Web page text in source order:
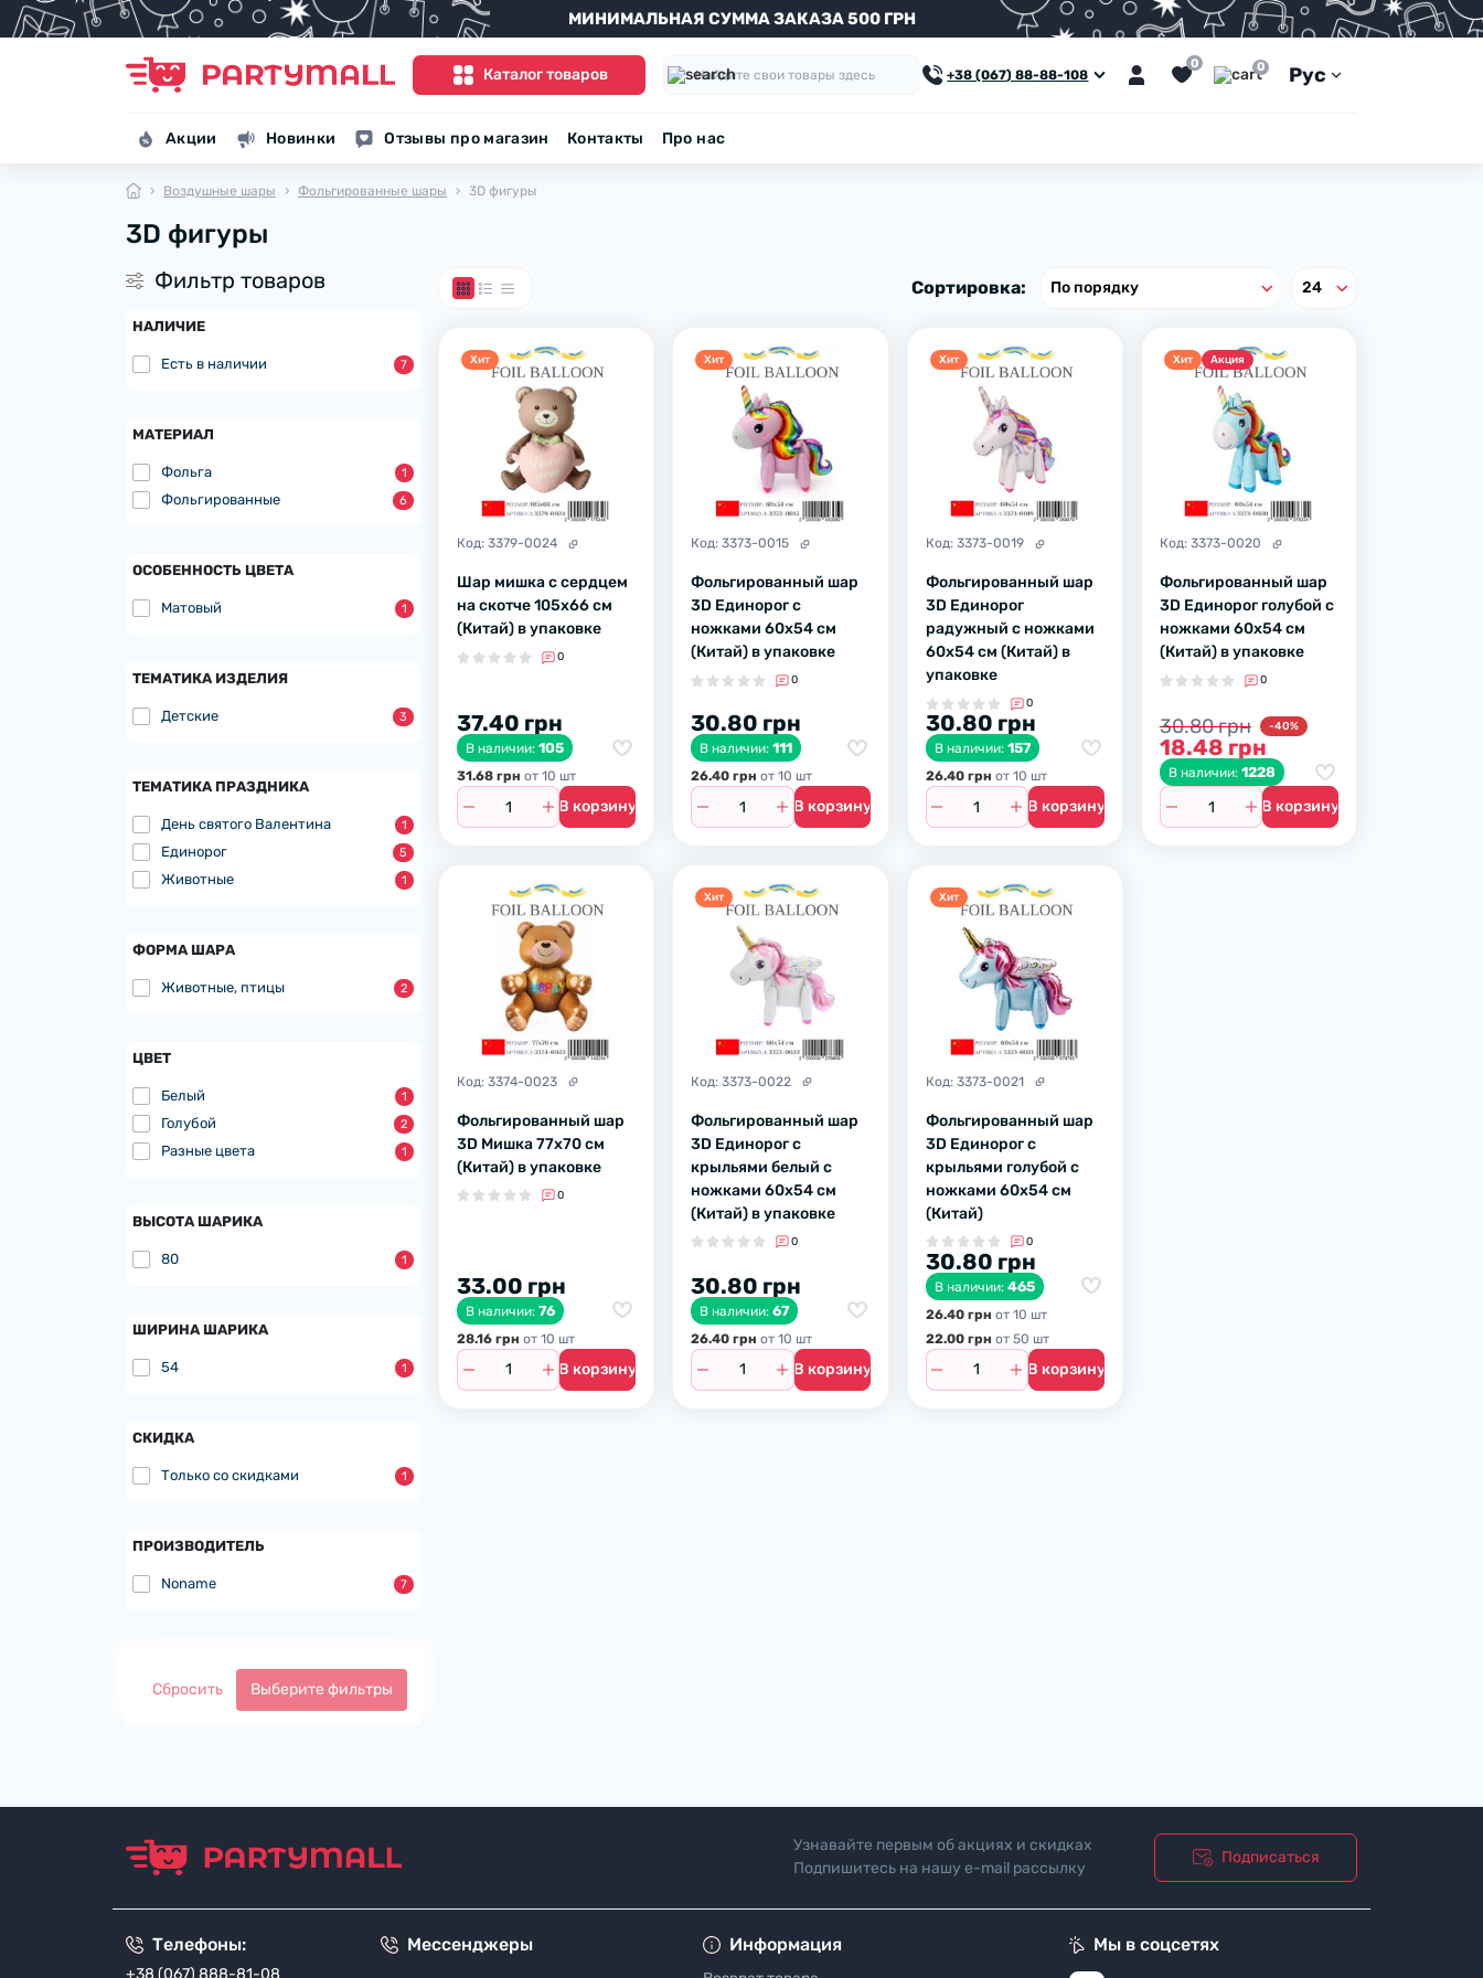
МИНИМАЛЬНАЯ СУММА ЗАКАЗА 500 ГРН
Каталог товаров +38 (067) 88-88-108
0 0 Рус
Акции Новинки Отзывы про магазин Контакты Про нас
Воздушные шары Фольгированные шары 3D фигуры
3D фигуры
Фильтр товаров
НАЛИЧИЕ
Есть в наличии 7
МАТЕРИАЛ
Фольга 1
Фольгированные 6
ОСОБЕННОСТЬ ЦВЕТА
Матовый 1
ТЕМАТИКА ИЗДЕЛИЯ
Детские 3
ТЕМАТИКА ПРАЗДНИКА
День святого Валентина 1
Единорог 5
Животные 1
ФОРМА ШАРА
Животные, птицы 2
ЦВЕТ
Белый 1
Голубой 2
Разные цвета 1
ВЫСОТА ШАРИКА
80 1
ШИРИНА ШАРИКА
54 1
СКИДКА
Только со cкидками 1
ПРОИЗВОДИТЕЛЬ
Noname 7
Сбросить Выберите фильтры
Сортировка:
Хит
Код: 3379-0024
Шар мишка с сердцем
на скотче 105х66 см
(Китай) в упаковке
0
37.40 грн
В наличии: 105
31.68 грн от 10 шт
В корзину
Хит
Код:3373-0015
Фольгированный шар
3D Единорог с
ножками 60х54 см
(Китай) в упаковке
0
30.80 грн
В наличии:111
26.40 грн от 10 шт
В корзину
Хит
Код: 3373-0019
Фольгированный шар
3D Единорог
радужный с ножками
60х54 см (Китай) в
упаковке
0
30.80 грн
В наличии: 157
26.40 грн от 10 шт
В корзину
Хит Акция
Код: 3373-0020
Фольгированный шар
3D Единорог голубой с
ножками 60х54 см
(Китай) в упаковке
0
30.80 грн -40%
18.48 грн
В наличии: 1228
В корзину
Код: 3374-0023
Фольгированный шар
3D Мишка 77х70 см
(Китай) в упаковке
0
33.00 грн
В наличии: 76
28.16 грн от 10 шт
В корзину
Хит
Код:3373-0022
Фольгированный шар
3D Единорог с
крыльями белый с
ножками 60х54 см
(Китай) в упаковке
0
30.80 грн
В наличии:67
26.40 грн от 10 шт
В корзину
Хит
Код: 3373-0021
Фольгированный шар
3D Единорог с
крыльями голубой с
ножками 60х54 см
(Китай)
0
30.80 грн
В наличии: 465
26.40 грн от 10 шт
22.00 грн от 50 шт
В корзину
Узнавайте первым об акциях и скидках
Подпишитесь на нашу e-mail рассылку
Подписаться
Телефоны:
+38 (067) 888-81-08
Мессенджеры Информация Мы в соцсетях